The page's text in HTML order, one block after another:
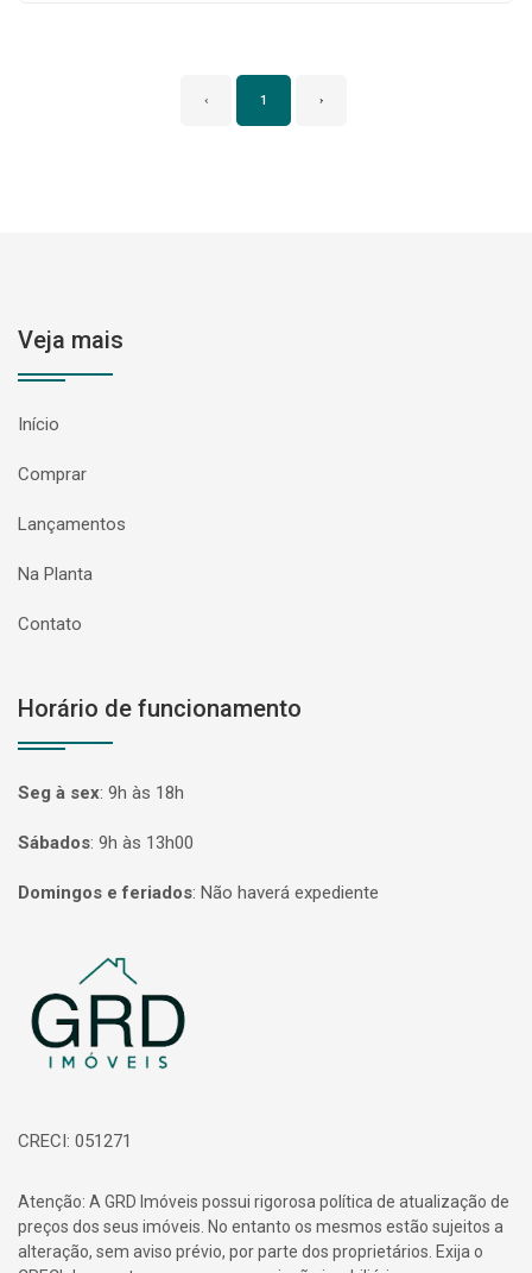
‹ 1 ›
Veja mais
Início
Comprar
Lançamentos
Na Planta
Contato
Horário de funcionamento
Seg à sex: 9h às 18h
Sábados: 9h às 13h00
Domingos e feriados: Não haverá expediente
Página inicial
CRECI: 051271
Atenção: A GRD Imóveis possui rigorosa política de atualização de
preços dos seus imóveis. No entanto os mesmos estão sujeitos a
alteração, sem aviso prévio, por parte dos proprietários. Exija o